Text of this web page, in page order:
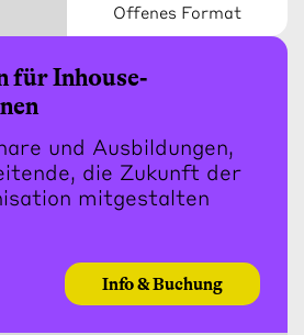
Offenes Format
für Inhouse-
und Ausbildungen,
die Zukunft der
mitgestalten
Info & Buchung